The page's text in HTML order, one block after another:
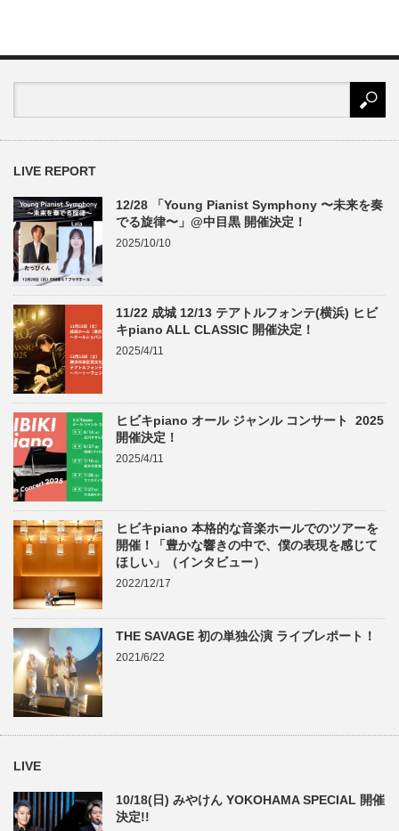
LIVE REPORT
12/28 「Young Pianist Symphony 〜未来を奏
でる旋律〜」@中目黒 開催決定！
2025/10/10
11/22 成城 12/13 テアトルフォンテ(横浜) ヒビ
キpiano ALL CLASSIC 開催決定！
2025/4/11
ヒビキpiano オール ジャンル コンサート 2025
開催決定！
2025/4/11
ヒビキpiano 本格的な音楽ホールでのツアーを
開催！「豊かな響きの中で、僕の表現を感じて
ほしい」（インタビュー）
2022/12/17
THE SAVAGE 初の単独公演 ライブレポート！
2021/6/22
LIVE
10/18(日) みやけん YOKOHAMA SPECIAL 開催
決定!!